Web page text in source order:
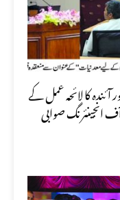
کا لائحہ عمل کے
انجینئرنگ صوابی